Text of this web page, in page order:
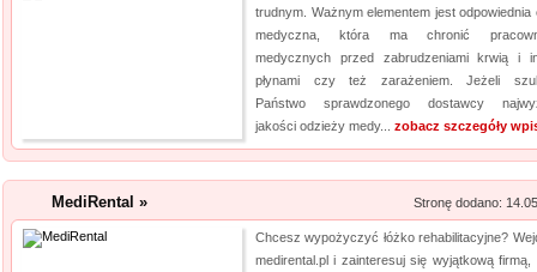
trudnym. Ważnym elementem jest odpowiednia
medyczna, która ma chronić
medycznych przed zabrudzeniami krwią i
płynami czy też zarażeniem. Jeżeli
Państwo sprawdzonego dostawcy
jakości odzieży medy... zobacz szczegóły
MediRental » Stronę dodano:
Chcesz wypożyczyć łóżko rehabilitacyjne?
medirental.pl i zainteresuj się wyjątkową firmą,